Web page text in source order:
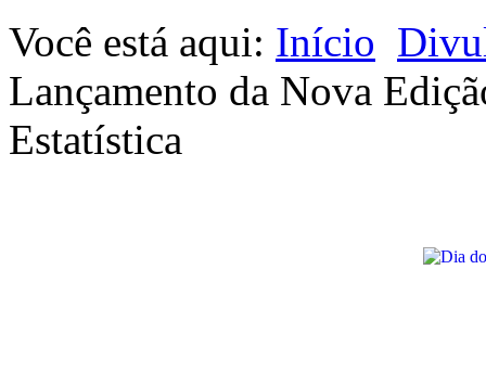
Você está aqui: Início
Lançamento da Nova
Estatística